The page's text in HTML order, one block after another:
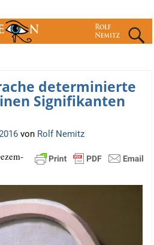
determinierte
Signifikanten
von Rolf Nemitz